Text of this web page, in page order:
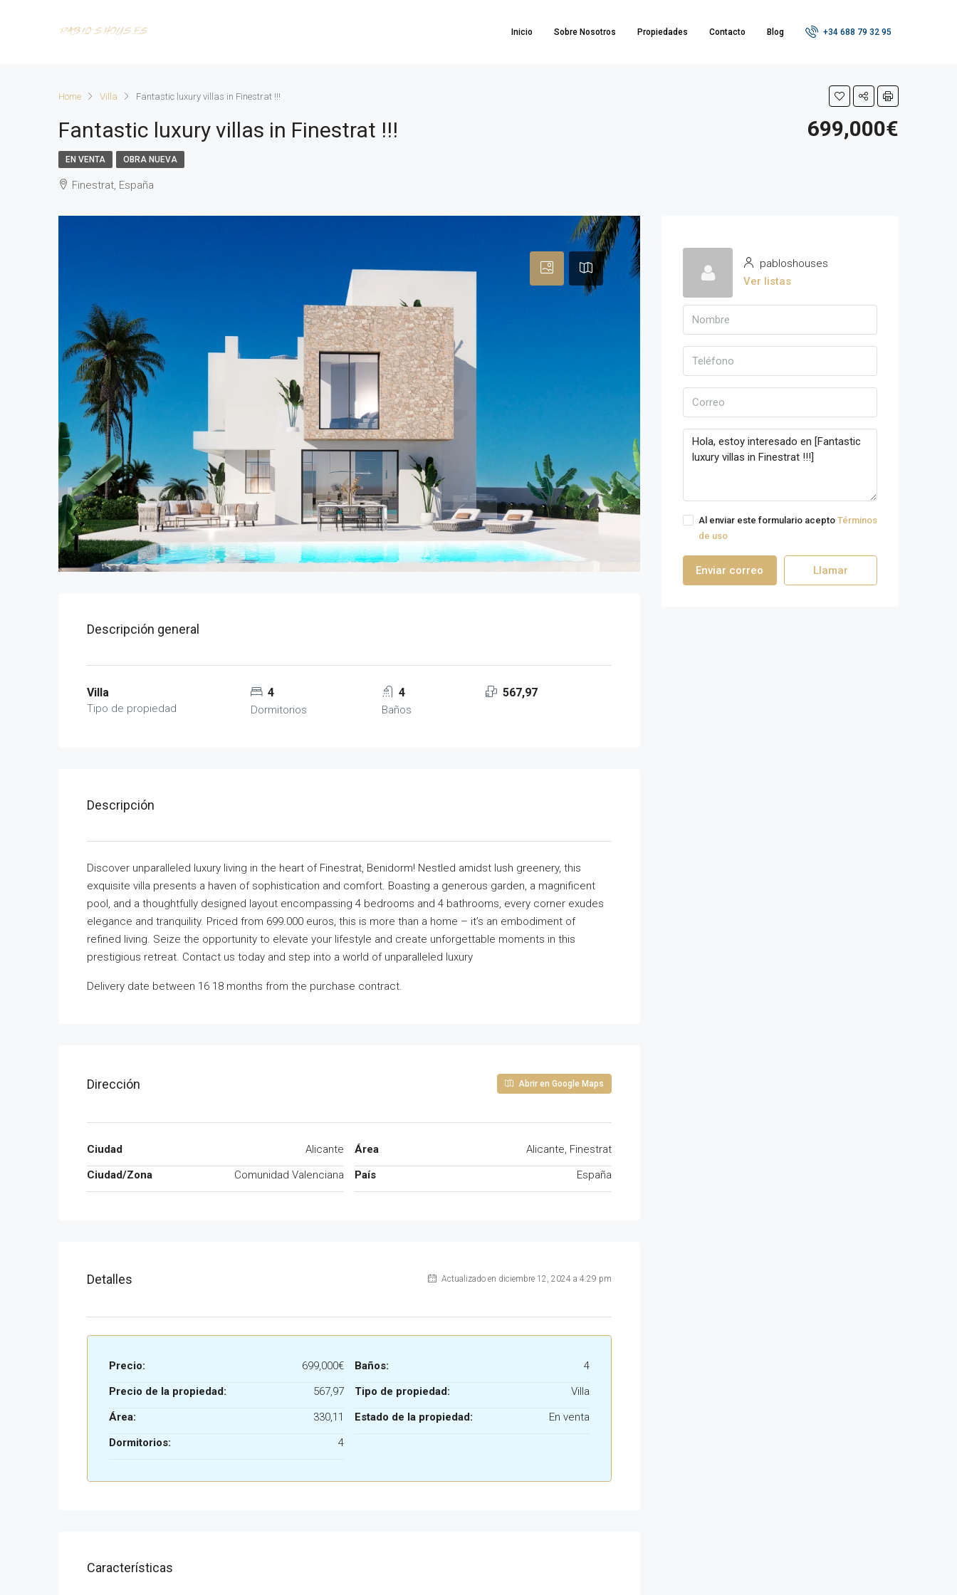
Inicio Sobre Nosotros Propiedades Contacto Blog +34 688 79 32 95
Home Villa Fantastic luxury villas in Finestrat !!!
Fantastic luxury villas in Finestrat !!! 699,000€
EN VENTA OBRA NUEVA
Finestrat, España
Descripción general
Villa
Tipo de propiedad
4
Dormitorios
4
Baños
567,97
Descripción
Discover unparalleled luxury living in the heart of Finestrat, Benidorm! Nestled amidst lush greenery, this
exquisite villa presents a haven of sophistication and comfort. Boasting a generous garden, a magnificent
pool, and a thoughtfully designed layout encompassing 4 bedrooms and 4 bathrooms, every corner exudes
elegance and tranquility. Priced from 699.000 euros, this is more than a home – it’s an embodiment of
refined living. Seize the opportunity to elevate your lifestyle and create unforgettable moments in this
prestigious retreat. Contact us today and step into a world of unparalleled luxury
Delivery date between 16 18 months from the purchase contract.
Dirección Abrir en Google Maps
Ciudad
Alicante
Ciudad/Zona
Comunidad Valenciana
Área
Alicante, Finestrat
País
España
Detalles Actualizado en diciembre 12, 2024 a 4:29 pm
Precio:
699,000€
Precio de la propiedad:
567,97
Área:
330,11
Dormitorios:
4
Baños:
4
Tipo de propiedad:
Villa
Estado de la propiedad:
En venta
Características
pabloshouses
Ver listas
Al enviar este formulario acepto Términos
de uso
Enviar correo Llamar